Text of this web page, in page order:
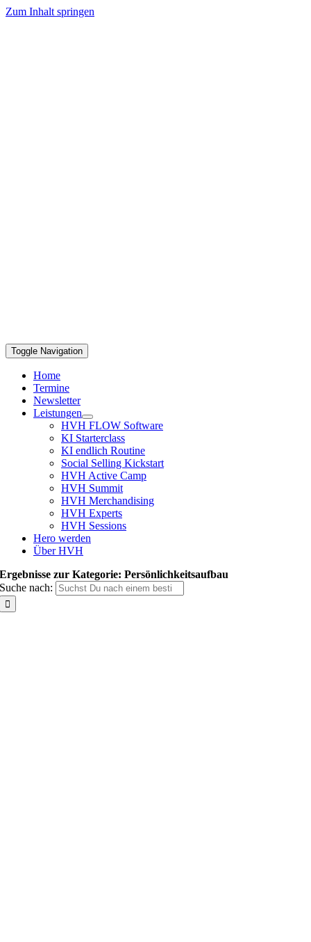
Zum Inhalt springen
Toggle Navigation
Home
Termine
Newsletter
Leistungen
HVH FLOW Software
KI Starterclass
KI endlich Routine
Social Selling Kickstart
HVH Active Camp
HVH Summit
HVH Merchandising
HVH Experts
HVH Sessions
Hero werden
Über HVH
Ergebnisse zur Kategorie: Persönlichkeitsaufbau
Suche nach: